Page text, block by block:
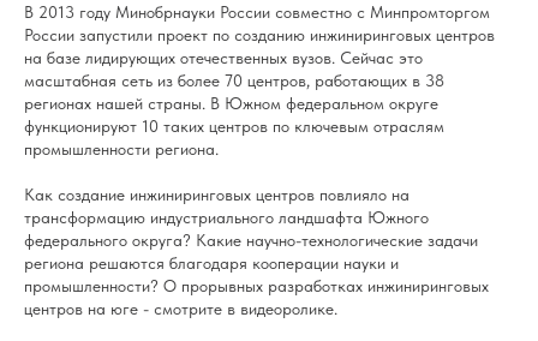
В 2013 году Минобрнауки России совместно с Минпромторгом
России запустили проект по созданию инжиниринговых центров
на базе лидирующих отечественных вузов. Сейчас это
масштабная сеть из более 70 центров, работающих в 38
регионах нашей страны. В Южном федеральном округе
функционируют 10 таких центров по ключевым отраслям
промышленности региона.
Как создание инжиниринговых центров повлияло на
трансформацию индустриального ландшафта Южного
федерального округа? Какие научно-технологические задачи
региона решаются благодаря кооперации науки и
промышленности? О прорывных разработках инжиниринговых
центров на юге - смотрите в видеоролике.